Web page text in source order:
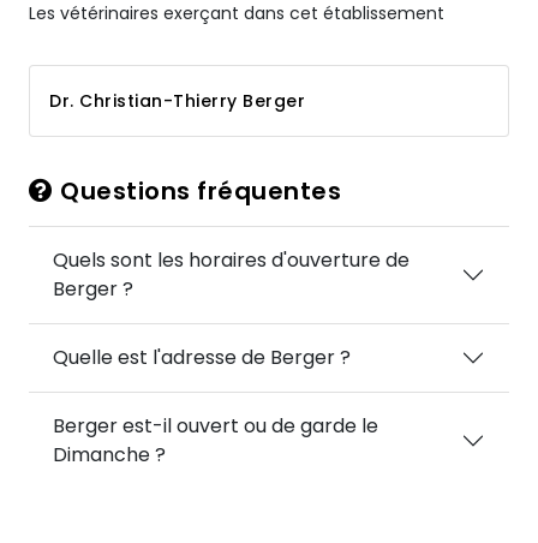
Les vétérinaires exerçant dans cet établissement
Dr. Christian-Thierry Berger
Questions fréquentes
Quels sont les horaires d'ouverture de
Berger ?
Quelle est l'adresse de Berger ?
Berger est-il ouvert ou de garde le
Dimanche ?